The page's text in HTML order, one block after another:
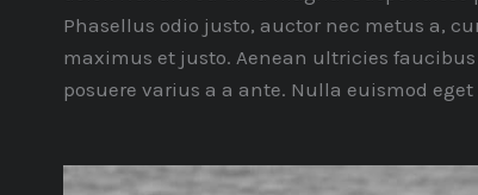
Phasellus odio justo, auctor nec metus a,
maximus et justo. Aenean ultricies
posuere varius a a ante. Nulla euismod eget